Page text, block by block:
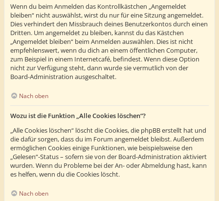
Wenn du beim Anmelden das Kontrollkästchen „Angemeldet
bleiben“ nicht auswählst, wirst du nur für eine Sitzung angemeldet.
Dies verhindert den Missbrauch deines Benutzerkontos durch einen
Dritten. Um angemeldet zu bleiben, kannst du das Kästchen
„Angemeldet bleiben“ beim Anmelden auswählen. Dies ist nicht
empfehlenswert, wenn du dich an einem öffentlichen Computer,
zum Beispiel in einem Internetcafé, befindest. Wenn diese Option
nicht zur Verfügung steht, dann wurde sie vermutlich von der
Board-Administration ausgeschaltet.
Nach oben
Wozu ist die Funktion „Alle Cookies löschen“?
„Alle Cookies löschen“ löscht die Cookies, die phpBB erstellt hat und
die dafür sorgen, dass du im Forum angemeldet bleibst. Außerdem
ermöglichen Cookies einige Funktionen, wie beispielsweise den
„Gelesen“-Status – sofern sie von der Board-Administration aktiviert
wurden. Wenn du Probleme bei der An- oder Abmeldung hast, kann
es helfen, wenn du die Cookies löscht.
Nach oben